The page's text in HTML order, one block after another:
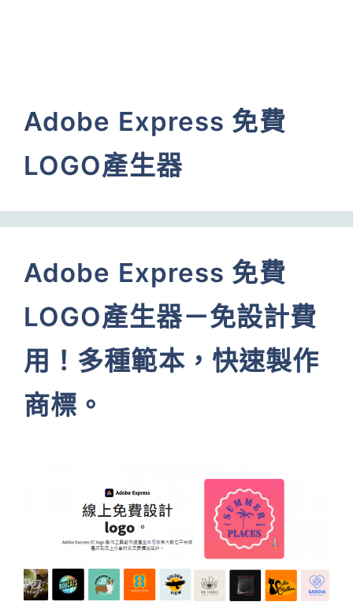
Adobe Express 免費
LOGO產生器
Adobe Express 免費
LOGO產生器－免設計費
用！多種範本，快速製作
商標。